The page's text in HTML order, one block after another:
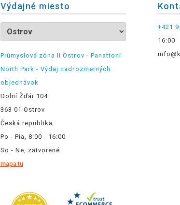
Výdajné miesto
Průmyslová zóna II Ostrov - Panattoni
North Park - Výdaj nadrozmerných
objednávok
Dolní Žďár 104
363 01 Ostrov
Česká republika
Po - Pia, 8:00 - 16:00
So - Ne, zatvorené
mapa tu
+421
16:00